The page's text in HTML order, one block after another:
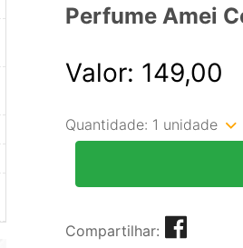
Perfume Amei
Valor: 149,00
Quantidade: 1 unidade
Compartilhar: